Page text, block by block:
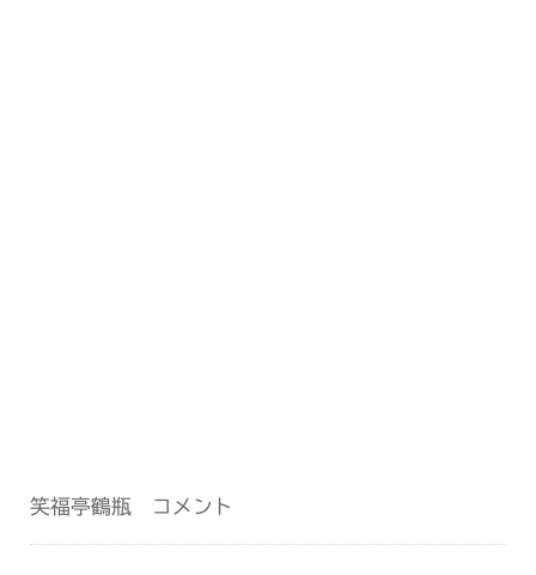
笑福亭鶴瓶 コメント